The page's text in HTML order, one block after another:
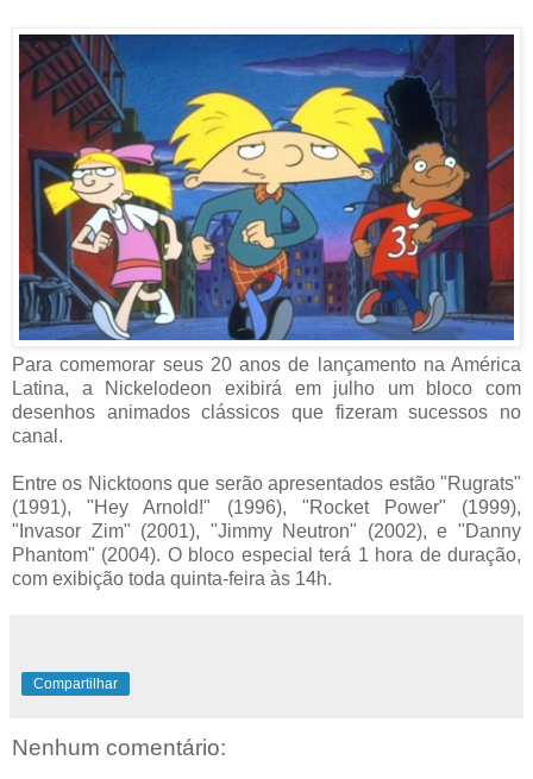
Para comemorar seus 20 anos de lançamento na América
Latina, a Nickelodeon exibirá em julho um bloco com
desenhos animados clássicos que fizeram sucessos no
canal.
Entre os Nicktoons que serão apresentados estão "Rugrats"
(1991), "Hey Arnold!" (1996), "Rocket Power" (1999),
"Invasor Zim" (2001), "Jimmy Neutron" (2002), e "Danny
Phantom" (2004). O bloco especial terá 1 hora de duração,
com exibição toda quinta-feira às 14h.
Compartilhar
Nenhum comentário: